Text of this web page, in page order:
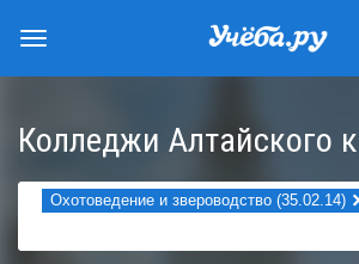
Колледжи Алтайского
Охотоведение и звероводство (35.02.14)